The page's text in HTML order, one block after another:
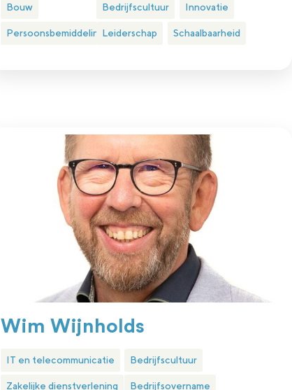
Bouw
Persoonsbemiddeling
Bedrijfscultuur Innovatie
Leiderschap Schaalbaarheid
Wim Wijnholds
IT en telecommunicatie
Zakelijke dienstverlening
Bedrijfscultuur
Bedrijfsovername